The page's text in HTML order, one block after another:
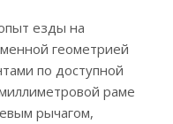
езды на
геометрией
по доступной
раме
рычагом,